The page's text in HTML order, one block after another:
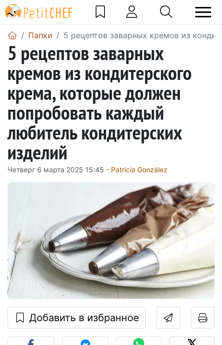
Папки 5 рецептов заварных кремов из
5 рецептов заварных
кремов из кондитерского
крема, которые должен
попробовать каждый
любитель кондитерских
изделий
Четверг 6 марта 2025 15:45 - Patricia González
Добавить в избранное